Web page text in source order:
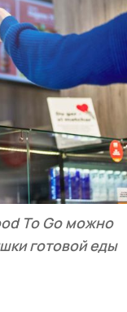
To Go можно
готовой еды